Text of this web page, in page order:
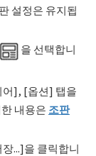
설정은 유지됩
을 선택합니
], [옵션] 탭을
내용은 조판
...]을 클릭합니